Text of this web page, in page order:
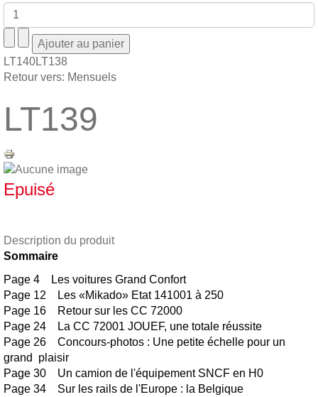
LT140LT138
Retour vers: Mensuels
LT139
Epuisé
Description du produit
Sommaire
Page 4 Les voitures Grand Confort
Page 12 Les «Mikado» Etat 141001 à 250
Page 16 Retour sur les CC 72000
Page 24 La CC 72001 JOUEF, une totale réussite
Page 26 Concours-photos : Une petite échelle pour un
grand plaisir
Page 30 Un camion de l'équipement SNCF en H0
Page 34 Sur les rails de l'Europe : la Belgique